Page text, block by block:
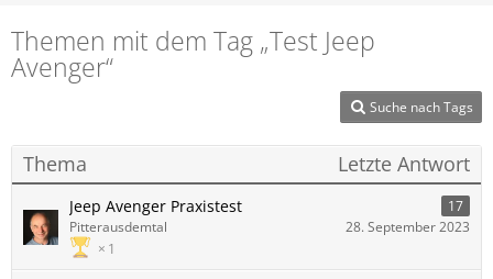
Themen mit dem Tag „Test Jeep
Avenger“
Suche nach Tags
Thema Letzte Antwort
Jeep Avenger Praxistest 17
1
Pitterausdemtal 28. September 2023